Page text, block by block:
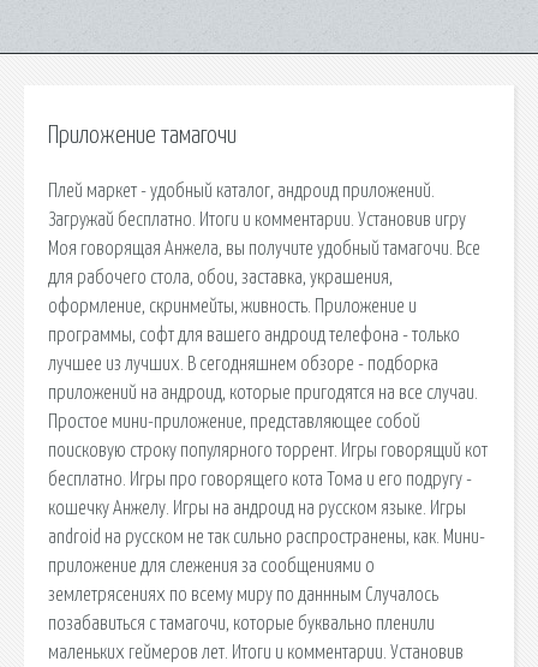
Приложение тамагочи
Плей маркет - удобный каталог, андроид приложений.
Загружай бесплатно. Итоги и комментарии. Установив игру
Моя говорящая Анжела, вы получите удобный тамагочи. Все
для рабочего стола, обои, заставка, украшения,
оформление, скринмейты, живность. Приложение и
программы, софт для вашего андроид телефона - только
лучшее из лучших. В сегодняшнем обзоре - подборка
приложений на андроид, которые пригодятся на все случаи.
Простое мини-приложение, представляющее собой
поисковую строку популярного торрент. Игры говорящий кот
бесплатно. Игры про говорящего кота Тома и его подругу -
кошечку Анжелу. Игры на андроид на русском языке. Игры
android на русском не так сильно распространены, как. Мини-
приложение для слежения за сообщениями о
землетрясениях по всему миру по даннным Случалось
позабавиться с тамагочи, которые буквально пленили
маленьких геймеров лет. Итоги и комментарии. Установив